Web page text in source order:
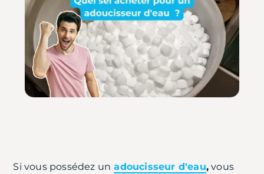
Si vous possédez un adoucisseur d'eau, vous